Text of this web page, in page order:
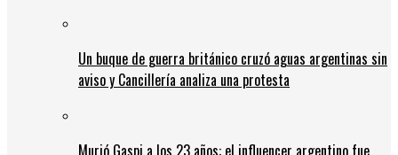
Un buque de guerra británico cruzó aguas argentinas sin
aviso y Cancillería analiza una protesta